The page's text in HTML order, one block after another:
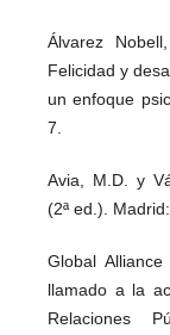
Álvarez
Felicidad y
un enfoque
7.
Avia, M.D. y
(2ª ed.). Madrid:
Global
llamado a la
Relaciones